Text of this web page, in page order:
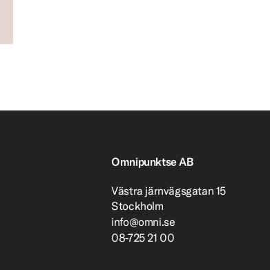
Omnipunktse AB
Västra järnvägsgatan 15
Stockholm
info@omni.se
08-725 21 00